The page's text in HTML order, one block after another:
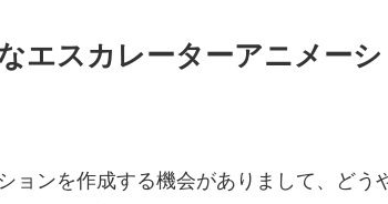
エスカレーターアニメー
ョンを作成する機会がありまして、どう